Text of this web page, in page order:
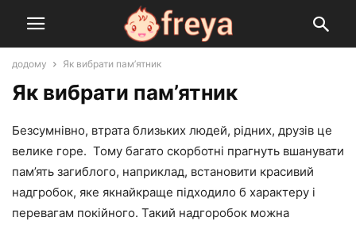
додому Як вибрати пам’ятник
Як вибрати пам’ятник
Безсумнівно, втрата близьких людей, рідних, друзів це
велике горе. Тому багато скорботні прагнуть вшанувати
пам’ять загиблого, наприклад, встановити красивий
надгробок, яке якнайкраще підходило б характеру і
перевагам покійного. Такий надгоробок можна